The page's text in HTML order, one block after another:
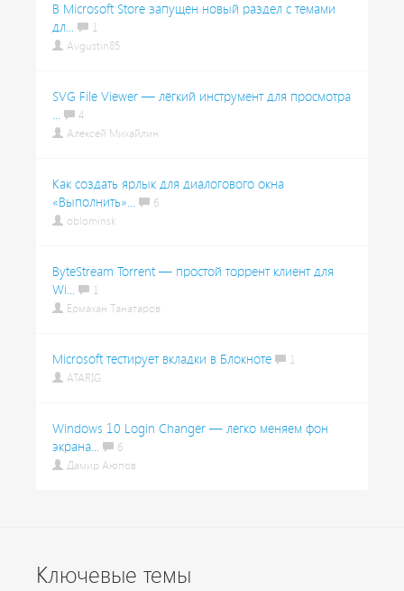
В Microsoft Store запущен новый раздел с темами
дл...
1
Avgustin85
SVG File Viewer — лёгкий инструмент для просмотра
...
4
Алексей Михайлин
Как создать ярлык для диалогового окна
«Выполнить»...
6
oblominsk
ByteStream Torrent — простой торрент клиент для
Wi...
1
Ермахан Танатаров
Microsoft тестирует вкладки в Блокноте
1
ATARIG
Windows 10 Login Changer — легко меняем фон
экрана...
6
Дамир Аюпов
Ключевые темы